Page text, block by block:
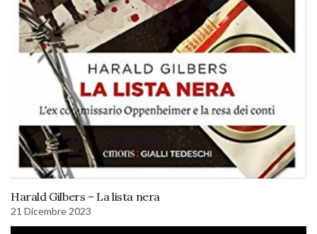
Harald Gilbers – La lista nera
21 Dicembre 2023